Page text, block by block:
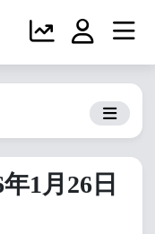
1月26日